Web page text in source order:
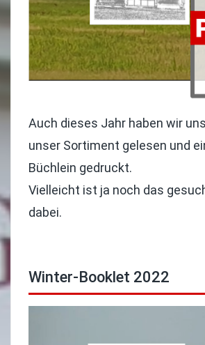
Auch dieses Jahr haben wir
unser Sortiment gelesen und
Büchlein gedruckt.
Vielleicht ist ja noch das
dabei.
Winter-Booklet 2022